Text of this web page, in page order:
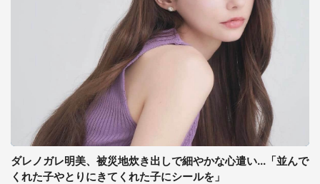
ダレノガレ明美、被災地炊き出しで細やかな心遣い...「並んで
くれた子やとりにきてくれた子にシールを」